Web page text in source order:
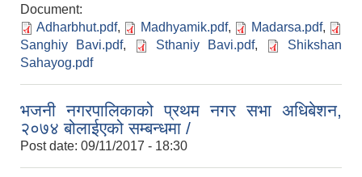
Document:
Adharbhut.pdf, Madhyamik.pdf, Madarsa.pdf,
Sanghiy Bavi.pdf, Sthaniy Bavi.pdf,
Shikshan
Sahayog.pdf
भजनी नगरपालिकाको प्रथम नगर सभा अधिबेशन,
२०७४ बोलाईएको सम्बन्धमा /
Post date: 09/11/2017 - 18:30